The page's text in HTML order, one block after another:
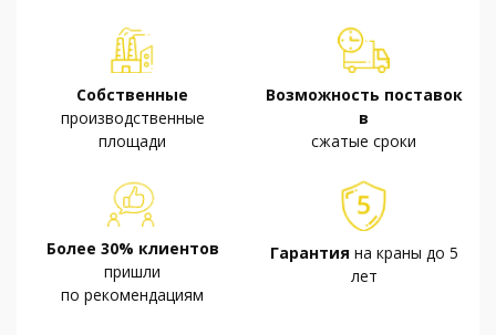
Собственные
производственные
площади
Возможность поставок
в
сжатые сроки
Более 30% клиентов
пришли
по рекомендациям
Гарантия на краны до 5
лет